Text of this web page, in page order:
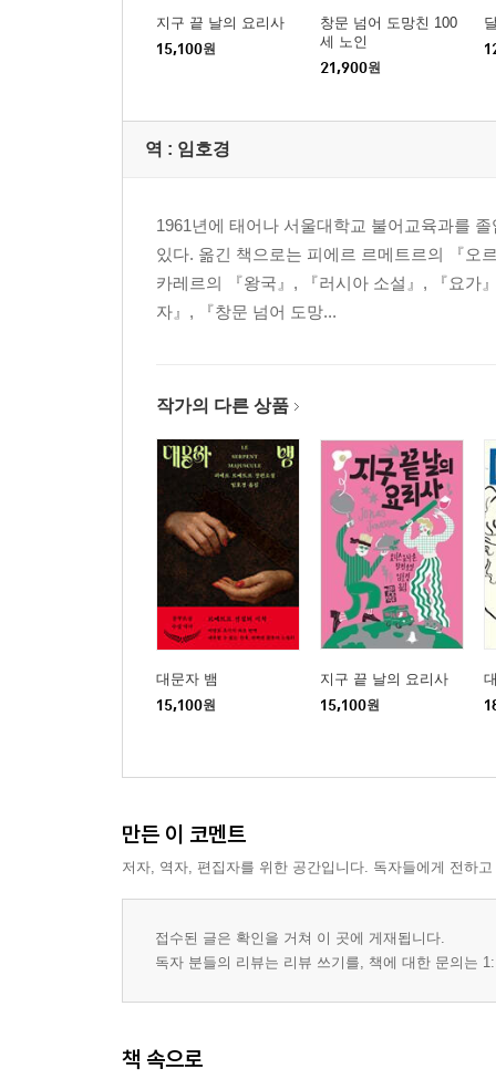
지구 끝 날의 요리사
15,100원
창문 넘어 도망친 100
세 노인
21,900원
역 : 임호경
1961년에 태어나 서울대학교 불어교육과를
있다. 옮긴 책으로는 피에르 르메트르의 『오
카레르의 『왕국』, 『러시아 소설』, 『요가
자』, 『창문 넘어 도망...
작가의 다른 상품
대문자 뱀
15,100원
지구 끝 날의 요리사
15,100원
만든 이 코멘트
저자, 역자, 편집자를 위한 공간입니다. 독자들에게 전하
접수된 글은 확인을 거쳐 이 곳에 게재됩니다.
독자 분들의 리뷰는 리뷰 쓰기를, 책에 대한 문의는
책 속으로